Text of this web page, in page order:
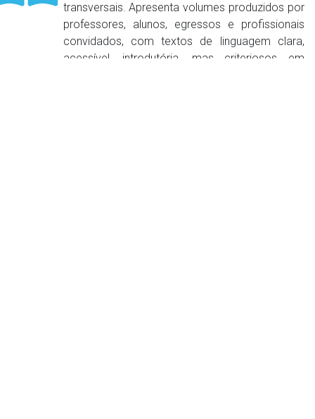
transversais. Apresenta volumes produzidos por
professores, alunos, egressos e profissionais
convidados, com textos de linguagem clara,
acessível, introdutória, mas criteriosos em